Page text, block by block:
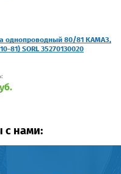
однопроводный 80/81 КАМАЗ,
81) SORL 35270130020
с нами: